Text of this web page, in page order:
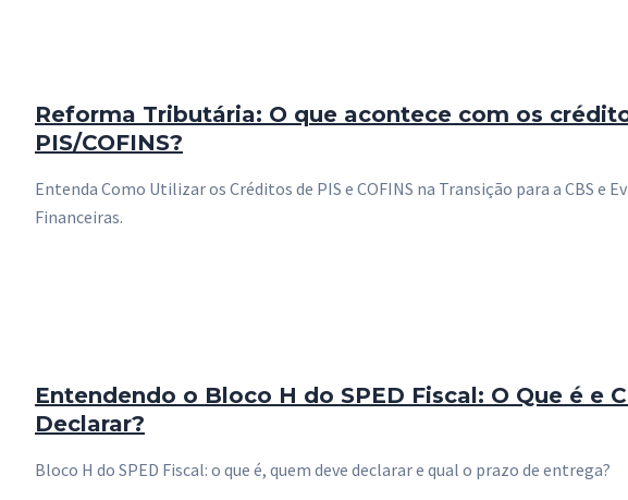
Reforma Tributária: O que acontece com os
PIS/COFINS?
Entenda Como Utilizar os Créditos de PIS e COFINS na Transição para a CBS e
Financeiras.
Entendendo o Bloco H do SPED Fiscal: O Que é e
Declarar?
Bloco H do SPED Fiscal: o que é, quem deve declarar e qual o prazo de entrega?